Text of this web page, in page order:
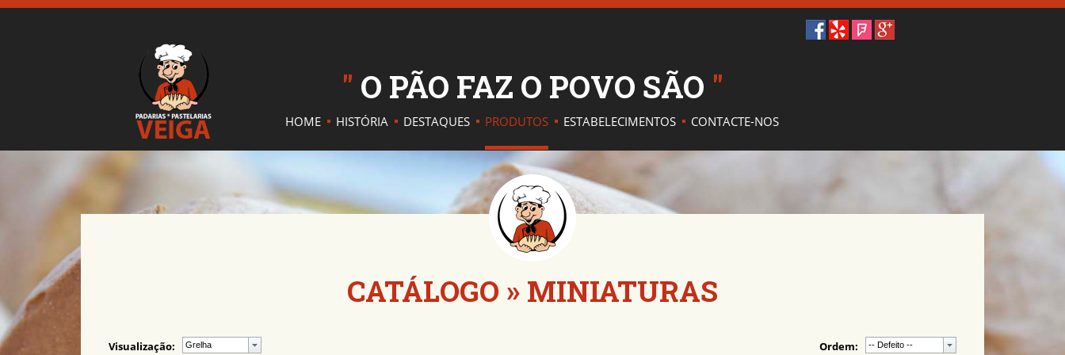
" O PÃO FAZ O POVO SÃO "
HOME HISTÓRIA DESTAQUES PRODUTOS ESTABELECIMENTOS CONTACTE-NOS
CATÁLOGO » MINIATURAS
Visualização: Ordem: